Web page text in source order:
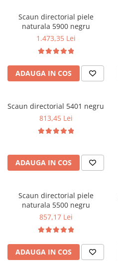
Scaun directorial piele
naturala 5900 negru
1.473,35 Lei
ADAUGA IN COS
Scaun directorial 5401 negru
813,45 Lei
ADAUGA IN COS
Scaun directorial piele
naturala 5500 negru
857,17 Lei
ADAUGA IN COS